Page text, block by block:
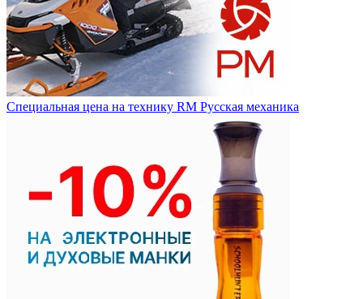
Специальная цена на технику RM Русская механика